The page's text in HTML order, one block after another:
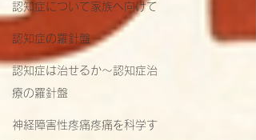
認知症について家族へ向けて
認知症の羅針盤
認知症は治せるか～認知症治
療の羅針盤
神経障害性疼痛疼痛を科学す